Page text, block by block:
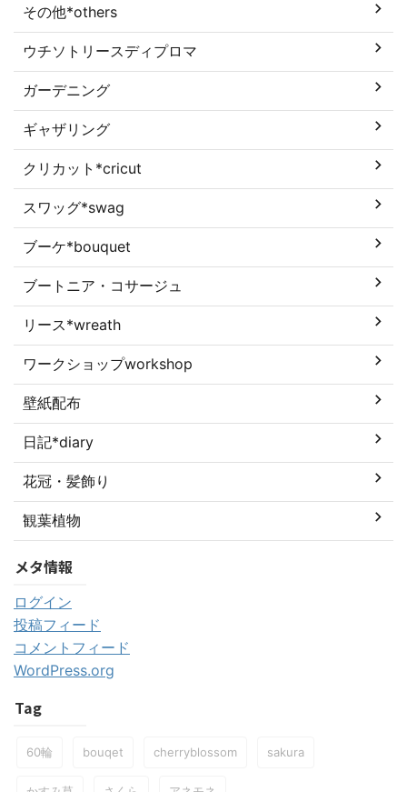
その他*others
ウチソトリースディプロマ
ガーデニング
ギャザリング
クリカット*cricut
スワッグ*swag
ブーケ*bouquet
ブートニア・コサージュ
リース*wreath
ワークショップworkshop
壁紙配布
日記*diary
花冠・髪飾り
観葉植物
メタ情報
ログイン
投稿フィード
コメントフィード
WordPress.org
Tag
60輪 bouqet cherryblossom sakura